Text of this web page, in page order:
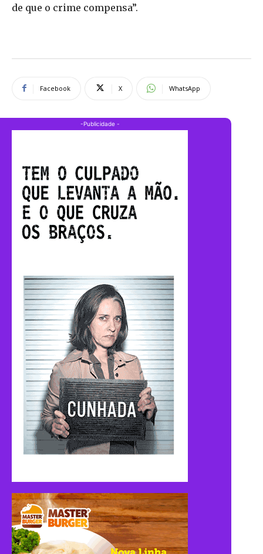
de que o crime compensa”.
Facebook X WhatsApp
-Publicidade -